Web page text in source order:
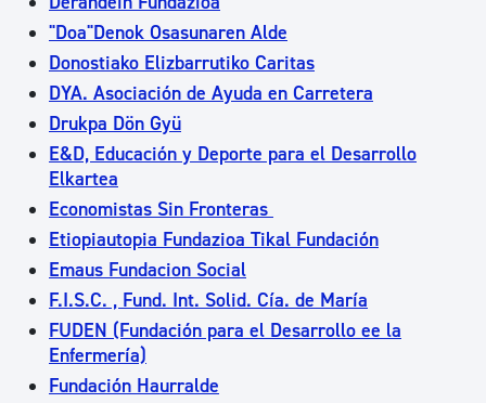
"Doa"Denok Osasunaren Alde
Donostiako Elizbarrutiko Caritas
DYA. Asociación de Ayuda en Carretera
Drukpa Dön Gyü
E&D, Educación y Deporte para el Desarrollo
Elkartea
Economistas Sin Fronteras
Etiopiautopia Fundazioa Tikal Fundación
Emaus Fundacion Social
F.I.S.C. , Fund. Int. Solid. Cía. de María
FUDEN (Fundación para el Desarrollo ee la
Enfermería)
Fundación Haurralde